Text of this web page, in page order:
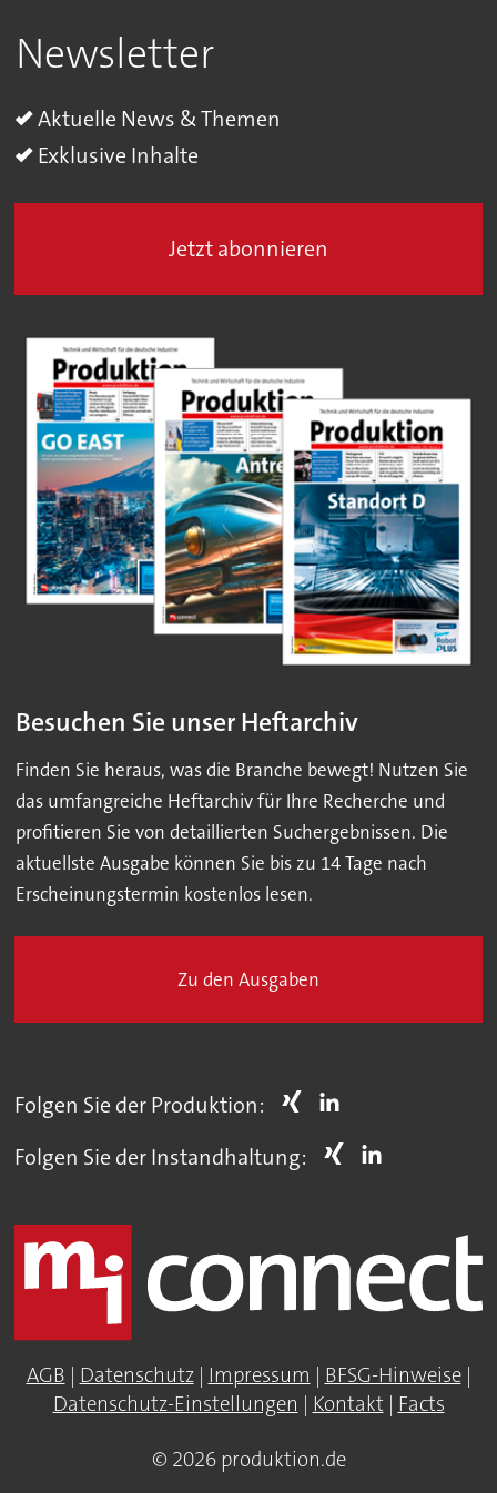
Newsletter
Aktuelle News & Themen
Exklusive Inhalte
Jetzt abonnieren
Besuchen Sie unser Heftarchiv
Finden Sie heraus, was die Branche bewegt! Nutzen Sie
das umfangreiche Heftarchiv für Ihre Recherche und
profitieren Sie von detaillierten Suchergebnissen. Die
aktuellste Ausgabe können Sie bis zu 14 Tage nach
Erscheinungstermin kostenlos lesen.
Zu den Ausgaben
Folgen Sie der Produktion:
Folgen Sie der Instandhaltung:
AGB | Datenschutz| Impressum | BFSG-Hinweise|
Datenschutz-Einstellungen | Kontakt| Facts
© 2026 produktion.de